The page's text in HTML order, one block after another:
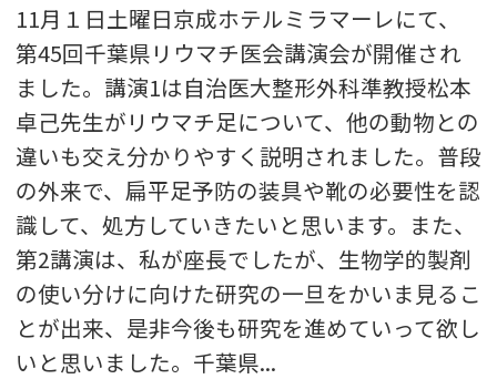
11月１日土曜日京成ホテルミラマーレにて、
第45回千葉県リウマチ医会講演会が開催され
ました。講演1は自治医大整形外科準教授松本
卓己先生がリウマチ足について、他の動物との
違いも交え分かりやすく説明されました。普段
の外来で、扁平足予防の装具や靴の必要性を認
識して、処方していきたいと思います。また、
第2講演は、私が座長でしたが、生物学的製剤
の使い分けに向けた研究の一旦をかいま見るこ
とが出来、是非今後も研究を進めていって欲し
いと思いました。千葉県...